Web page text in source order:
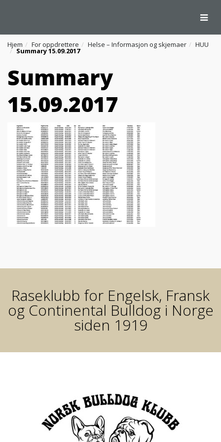
Hjem For oppdrettere Helse – Informasjon og skjemaer HUU
Summary 15.09.2017
Summary
15.09.2017
Raseklubb for Engelsk, Fransk
og Continental Bulldog i Norge
siden 1919